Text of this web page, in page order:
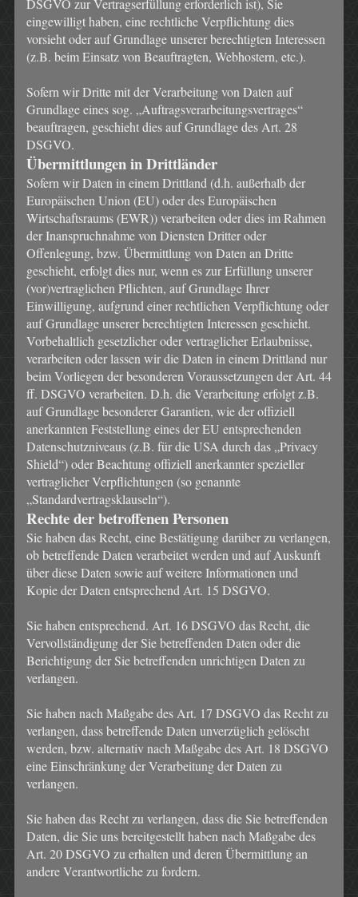
DSGVO zur Vertragserfüllung erforderlich ist), Sie
eingewilligt haben, eine rechtliche Verpflichtung dies
vorsieht oder auf Grundlage unserer berechtigten Interessen
(z.B. beim Einsatz von Beauftragten, Webhostern, etc.).
Sofern wir Dritte mit der Verarbeitung von Daten auf
Grundlage eines sog. „Auftragsverarbeitungsvertrages“
beauftragen, geschieht dies auf Grundlage des Art. 28
DSGVO.
Übermittlungen in Drittländer
Sofern wir Daten in einem Drittland (d.h. außerhalb der
Europäischen Union (EU) oder des Europäischen
Wirtschaftsraums (EWR)) verarbeiten oder dies im Rahmen
der Inanspruchnahme von Diensten Dritter oder
Offenlegung, bzw. Übermittlung von Daten an Dritte
geschieht, erfolgt dies nur, wenn es zur Erfüllung unserer
(vor)vertraglichen Pflichten, auf Grundlage Ihrer
Einwilligung, aufgrund einer rechtlichen Verpflichtung oder
auf Grundlage unserer berechtigten Interessen geschieht.
Vorbehaltlich gesetzlicher oder vertraglicher Erlaubnisse,
verarbeiten oder lassen wir die Daten in einem Drittland nur
beim Vorliegen der besonderen Voraussetzungen der Art. 44
ff. DSGVO verarbeiten. D.h. die Verarbeitung erfolgt z.B.
auf Grundlage besonderer Garantien, wie der offiziell
anerkannten Feststellung eines der EU entsprechenden
Datenschutzniveaus (z.B. für die USA durch das „Privacy
Shield“) oder Beachtung offiziell anerkannter spezieller
vertraglicher Verpflichtungen (so genannte
„Standardvertragsklauseln“).
Rechte der betroffenen Personen
Sie haben das Recht, eine Bestätigung darüber zu verlangen,
ob betreffende Daten verarbeitet werden und auf Auskunft
über diese Daten sowie auf weitere Informationen und
Kopie der Daten entsprechend Art. 15 DSGVO.
Sie haben entsprechend. Art. 16 DSGVO das Recht, die
Vervollständigung der Sie betreffenden Daten oder die
Berichtigung der Sie betreffenden unrichtigen Daten zu
verlangen.
Sie haben nach Maßgabe des Art. 17 DSGVO das Recht zu
verlangen, dass betreffende Daten unverzüglich gelöscht
werden, bzw. alternativ nach Maßgabe des Art. 18 DSGVO
eine Einschränkung der Verarbeitung der Daten zu
verlangen.
Sie haben das Recht zu verlangen, dass die Sie betreffenden
Daten, die Sie uns bereitgestellt haben nach Maßgabe des
Art. 20 DSGVO zu erhalten und deren Übermittlung an
andere Verantwortliche zu fordern.